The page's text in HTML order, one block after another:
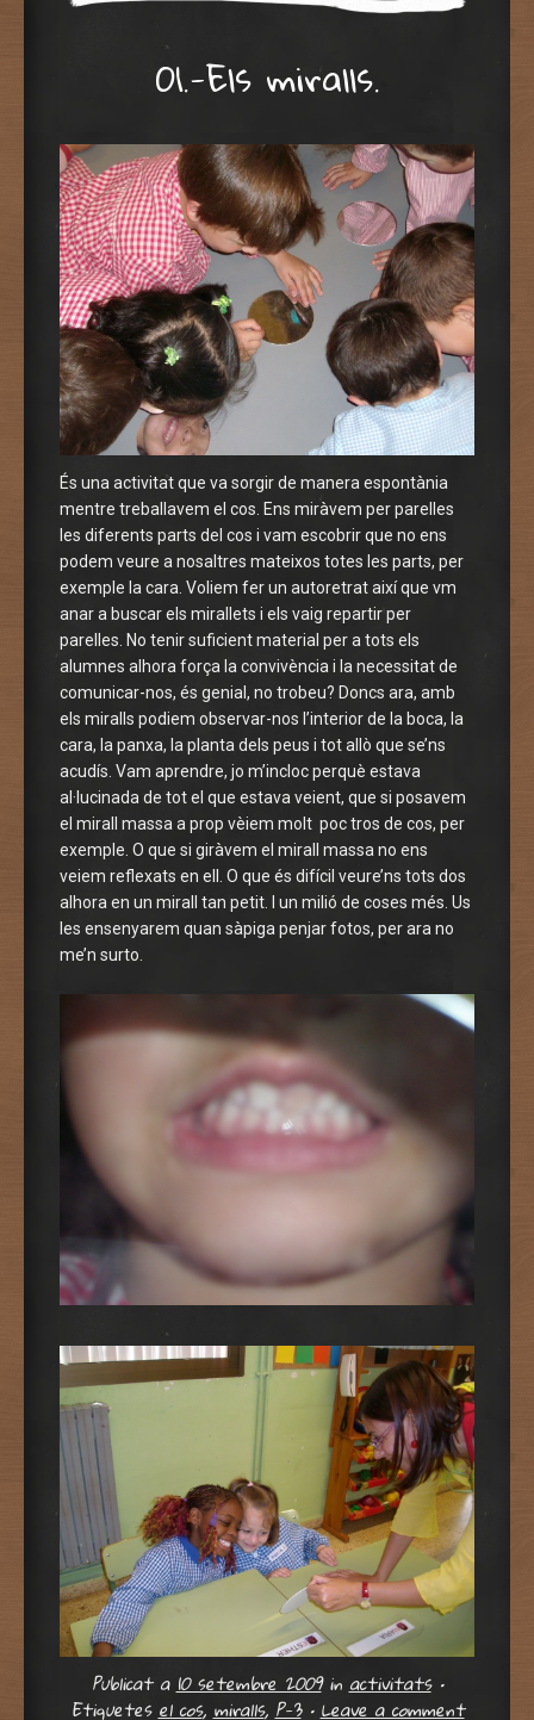
01.-Els miralls.
És una activitat que va sorgir de manera espontània
mentre treballavem el cos. Ens miràvem per parelles
les diferents parts del cos i vam escobrir que no ens
podem veure a nosaltres mateixos totes les parts, per
exemple la cara. Voliem fer un autoretrat així que vm
anar a buscar els mirallets i els vaig repartir per
parelles. No tenir suficient material per a tots els
alumnes alhora força la convivència i la necessitat de
comunicar-nos, és genial, no trobeu? Doncs ara, amb
els miralls podiem observar-nos l’interior de la boca, la
cara, la panxa, la planta dels peus i tot allò que se’ns
acudís. Vam aprendre, jo m’incloc perquè estava
al·lucinada de tot el que estava veient, que si posavem
el mirall massa a prop vèiem molt poc tros de cos, per
exemple. O que si giràvem el mirall massa no ens
veiem reflexats en ell. O que és difícil veure’ns tots dos
alhora en un mirall tan petit. I un milió de coses més. Us
les ensenyarem quan sàpiga penjar fotos, per ara no
me’n surto.
Publicat a10 setembre 2009 inactivitats •
Etiquetesel cos,miralls,P-3 •Leave a comment